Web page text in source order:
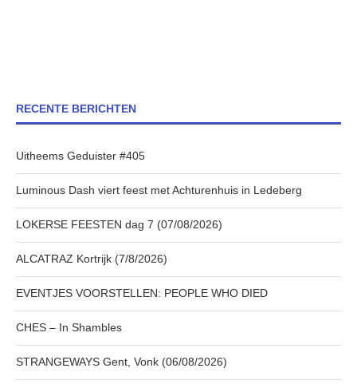
RECENTE BERICHTEN
Uitheems Geduister #405
Luminous Dash viert feest met Achturenhuis in Ledeberg
LOKERSE FEESTEN dag 7 (07/08/2026)
ALCATRAZ Kortrijk (7/8/2026)
EVENTJES VOORSTELLEN: PEOPLE WHO DIED
CHES – In Shambles
STRANGEWAYS Gent, Vonk (06/08/2026)